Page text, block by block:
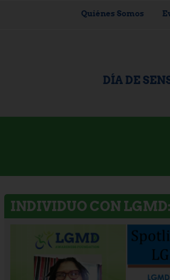
Quiénes Somos
DÍA DE
INDIVIDUO CON